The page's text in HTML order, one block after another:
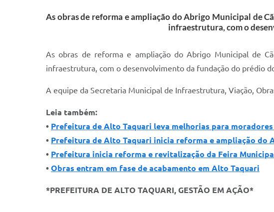
As obras de reforma e ampliação do Abrigo Municipal de
infraestrutura, com o
As obras de reforma e ampliação do Abrigo Municipal de
infraestrutura, com o desenvolvimento da fundação do prédio
A equipe da Secretaria Municipal de Infraestrutura, Viação,
Leia também:
• Prefeitura de Alto Taquari leva melhorias para
• Prefeitura de Alto Taquari inicia reforma e ampliação do
• Prefeitura inicia reforma e revitalização da Feira
• Obras entram em fase de acabamento em Alto Taquari
*PREFEITURA DE ALTO TAQUARI, GESTÃO EM AÇÃO*